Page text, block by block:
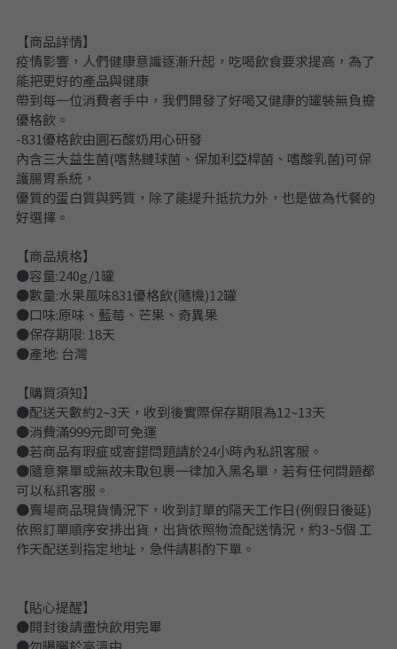
【商品詳情】
疫情影響，人們健康意識逐漸升起，吃喝飲食要求提高，為了
能把更好的產品與健康
帶到每一位消費者手中，我們開發了好喝又健康的罐裝無負擔
優格飲。
-831優格飲由圓石酸奶用心研發
內含三大益生菌(嗜熱鏈球菌、保加利亞桿菌、嗜酸乳菌)可保
護腸胃系統，
優質的蛋白質與鈣質，除了能提升抵抗力外，也是做為代餐的
好選擇。
【商品規格】
●容量:240g/1罐
●數量:水果風味831優格飲(隨機)12罐
●口味:原味、藍莓、芒果、奇異果
●保存期限: 18天
●產地: 台灣
【購買須知】
●配送天數約2~3天，收到後實際保存期限為12~13天
●消費滿999元即可免運
●若商品有瑕疵或寄錯問題請於24小時內私訊客服。
●隨意棄單或無故未取包裹一律加入黑名單，若有任何問題都
可以私訊客服。
●賣場商品現貨情況下，收到訂單的隔天工作日(例假日後延)
依照訂單順序安排出貨，出貨依照物流配送情況，約3~5個 工
作天配送到指定地址，急件請斟酌下單。
【貼心提醒】
●開封後請盡快飲用完畢